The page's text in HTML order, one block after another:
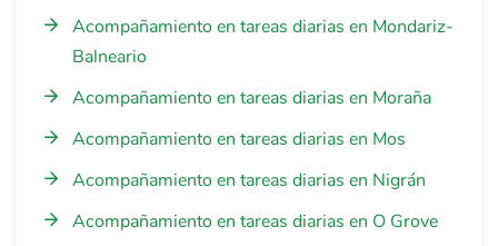
Acompañamiento en tareas diarias en Mondariz-
Balneario
Acompañamiento en tareas diarias en Moraña
Acompañamiento en tareas diarias en Mos
Acompañamiento en tareas diarias en Nigrán
Acompañamiento en tareas diarias en O Grove